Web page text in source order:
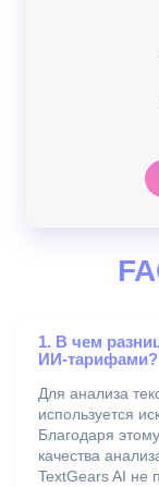
1. В чем
ИИ-тарифами?
Для анализа
используется
Благодаря
качества
TextGears AI не